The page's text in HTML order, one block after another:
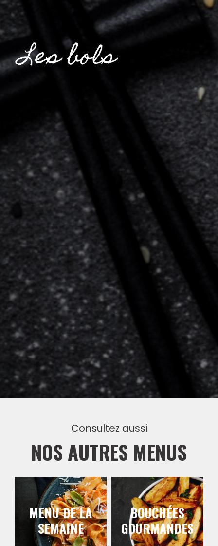
Les bols
Consultez aussi
NOS AUTRES MENUS
MENU DE LA
SEMAINE
BOUCHÉES
GOURMANDES